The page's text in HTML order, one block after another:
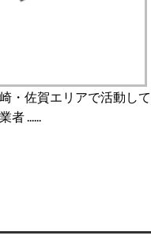
・佐賀エリアで活動して
......